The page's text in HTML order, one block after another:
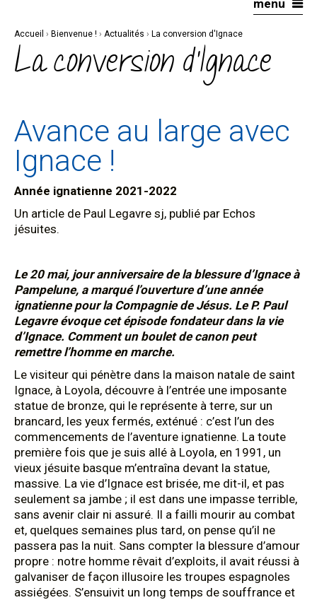
navigation
menu
Accueil › Bienvenue ! › Actualités › La conversion d'Ignace
La conversion d'Ignace
Avance au large avec
Ignace !
Année ignatienne 2021-2022
Un article de Paul Legavre sj, publié par Echos
jésuites.
Le 20 mai, jour anniversaire de la blessure d’Ignace à
Pampelune, a marqué l’ouverture d’une année
ignatienne pour la Compagnie de Jésus. Le P. Paul
Legavre évoque cet épisode fondateur dans la vie
d’Ignace. Comment un boulet de canon peut
remettre l’homme en marche.
Le visiteur qui pénètre dans la maison natale de saint
Ignace, à Loyola, découvre à l’entrée une imposante
statue de bronze, qui le représente à terre, sur un
brancard, les yeux fermés, exténué : c’est l’un des
commencements de l’aventure ignatienne. La toute
première fois que je suis allé à Loyola, en 1991, un
vieux jésuite basque m’entraîna devant la statue,
massive. La vie d’Ignace est brisée, me dit-il, et pas
seulement sa jambe ; il est dans une impasse terrible,
sans avenir clair ni assuré. Il a failli mourir au combat
et, quelques semaines plus tard, on pense qu’il ne
passera pas la nuit. Sans compter la blessure d’amour
propre : notre homme rêvait d’exploits, il avait réussi à
galvaniser de façon illusoire les troupes espagnoles
assiégées. S’ensuivit un long temps de souffrance et